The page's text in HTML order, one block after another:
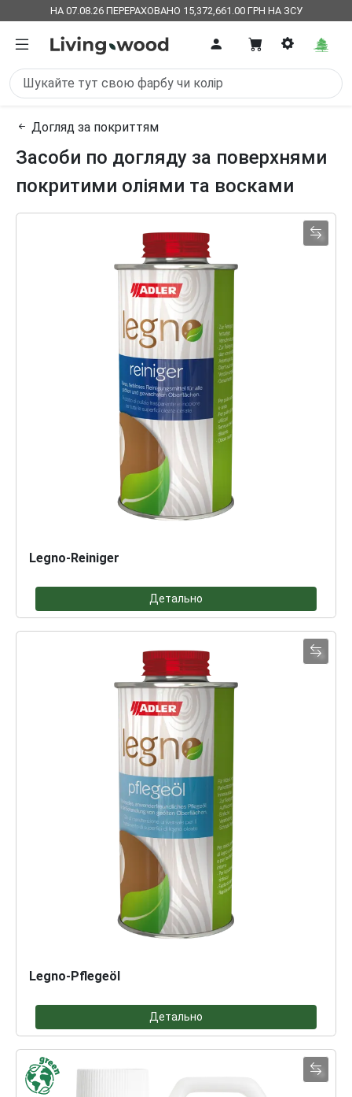
НА 07.08.26 ПЕРЕРАХОВАНО 15,372,661.00 ГРН НА ЗСУ
Догляд за покриттям
Засоби по догляду за поверхнями
покритими оліями та восками
Legno-Reiniger
Детально
Legno-Pflegeöl
Детально